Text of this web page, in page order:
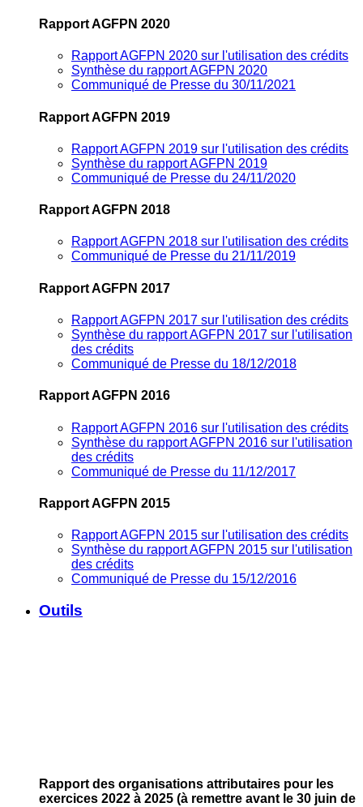
Rapport AGFPN 2020
Rapport AGFPN 2020 sur l'utilisation des crédits
Synthèse du rapport AGFPN 2020
Communiqué de Presse du 30/11/2021
Rapport AGFPN 2019
Rapport AGFPN 2019 sur l'utilisation des crédits
Synthèse du rapport AGFPN 2019
Communiqué de Presse du 24/11/2020
Rapport AGFPN 2018
Rapport AGFPN 2018 sur l'utilisation des crédits
Communiqué de Presse du 21/11/2019
Rapport AGFPN 2017
Rapport AGFPN 2017 sur l'utilisation des crédits
Synthèse du rapport AGFPN 2017 sur l'utilisation
des crédits
Communiqué de Presse du 18/12/2018
Rapport AGFPN 2016
Rapport AGFPN 2016 sur l'utilisation des crédits
Synthèse du rapport AGFPN 2016 sur l'utilisation
des crédits
Communiqué de Presse du 11/12/2017
Rapport AGFPN 2015
Rapport AGFPN 2015 sur l'utilisation des crédits
Synthèse du rapport AGFPN 2015 sur l'utilisation
des crédits
Communiqué de Presse du 15/12/2016
Outils
Rapport des organisations attributaires pour les
exercices 2022 à 2025 (à remettre avant le 30 juin de